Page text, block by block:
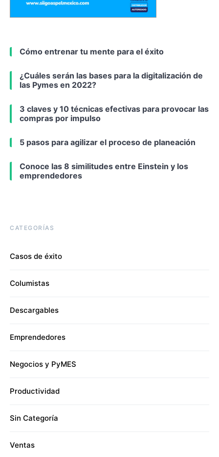
Cómo entrenar tu mente para el éxito
¿Cuáles serán las bases para la digitalización de
las Pymes en 2022?
3 claves y 10 técnicas efectivas para provocar las
compras por impulso
5 pasos para agilizar el proceso de planeación
Conoce las 8 similitudes entre Einstein y los
emprendedores
CATEGORÍAS
Casos de éxito
Columistas
Descargables
Emprendedores
Negocios y PyMES
Productividad
Sin Categoría
Ventas